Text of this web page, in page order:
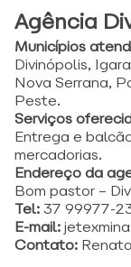
Agência
Municípios
Divinópolis,
Nova Serrana,
Peste.
Serviços
Entrega e
mercadorias.
Endereço da
Bom pastor –
Tel: 37 99977-
E-mail:
Contato: